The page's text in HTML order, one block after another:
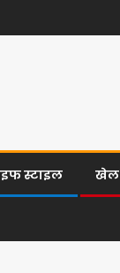
स्टाइल खेल